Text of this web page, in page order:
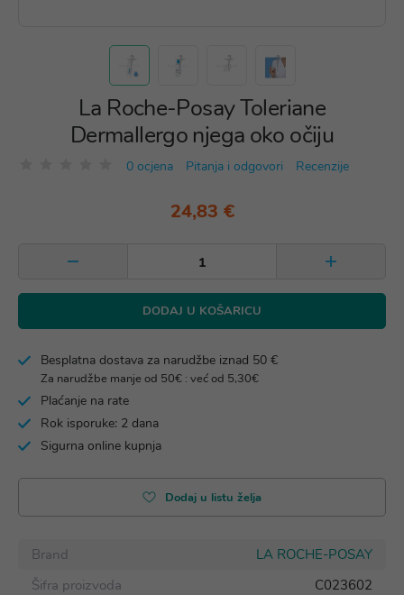
La Roche-Posay Toleriane
Dermallergo njega oko očiju
0 ocjena Pitanja i odgovori Recenzije
24,83 €
DODAJ U KOŠARICU
Besplatna dostava za narudžbe iznad 50 €
Za narudžbe manje od 50€ : već od 5,30€
Plaćanje na rate
Rok isporuke: 2 dana
Sigurna online kupnja
Dodaj u listu želja
Brand
LA ROCHE-POSAY
Šifra proizvoda
C023602